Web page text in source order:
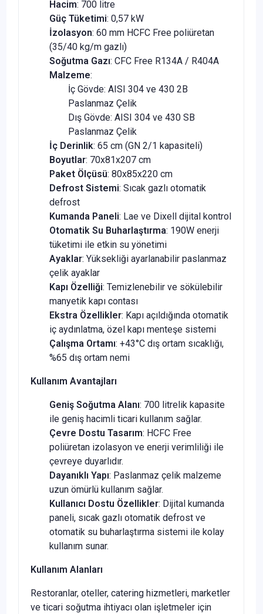
Hacim: 700 litre
Güç Tüketimi: 0,57 kW
İzolasyon: 60 mm HCFC Free poliüretan
(35/40 kg/m gazlı)
Soğutma Gazı: CFC Free R134A / R404A
Malzeme:
İç Gövde: AISI 304 ve 430 2B
Paslanmaz Çelik
Dış Gövde: AISI 304 ve 430 SB
Paslanmaz Çelik
İç Derinlik: 65 cm (GN 2/1 kapasiteli)
Boyutlar: 70x81x207 cm
Paket Ölçüsü: 80x85x220 cm
Defrost Sistemi: Sıcak gazlı otomatik
defrost
Kumanda Paneli: Lae ve Dixell dijital kontrol
Otomatik Su Buharlaştırma: 190W enerji
tüketimi ile etkin su yönetimi
Ayaklar: Yüksekliği ayarlanabilir paslanmaz
çelik ayaklar
Kapı Özelliği: Temizlenebilir ve sökülebilir
manyetik kapı contası
Ekstra Özellikler: Kapı açıldığında otomatik
iç aydınlatma, özel kapı menteşe sistemi
Çalışma Ortamı: +43°C dış ortam sıcaklığı,
%65 dış ortam nemi
Kullanım Avantajları
Geniş Soğutma Alanı: 700 litrelik kapasite
ile geniş hacimli ticari kullanım sağlar.
Çevre Dostu Tasarım: HCFC Free
poliüretan izolasyon ve enerji verimliliği ile
çevreye duyarlıdır.
Dayanıklı Yapı: Paslanmaz çelik malzeme
uzun ömürlü kullanım sağlar.
Kullanıcı Dostu Özellikler: Dijital kumanda
paneli, sıcak gazlı otomatik defrost ve
otomatik su buharlaştırma sistemi ile kolay
kullanım sunar.
Kullanım Alanları
Restoranlar, oteller, catering hizmetleri, marketler
ve ticari soğutma ihtiyacı olan işletmeler için